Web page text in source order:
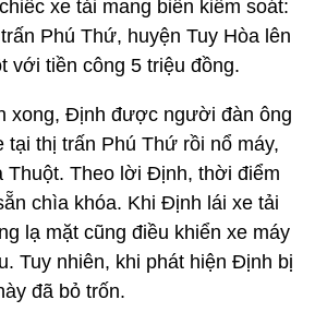
xe tải mang biển kiểm soát:
Phú Thứ, huyện Tuy Hòa lên
với tiền công 5 triệu đồng.
xong, Định được người đàn ông
tại thị trấn Phú Thứ rồi nổ máy,
Thuột. Theo lời Định, thời điểm
chìa khóa. Khi Định lái xe tải
lạ mặt cũng điều khiển xe máy
Tuy nhiên, khi phát hiện Định bị
đã bỏ trốn.